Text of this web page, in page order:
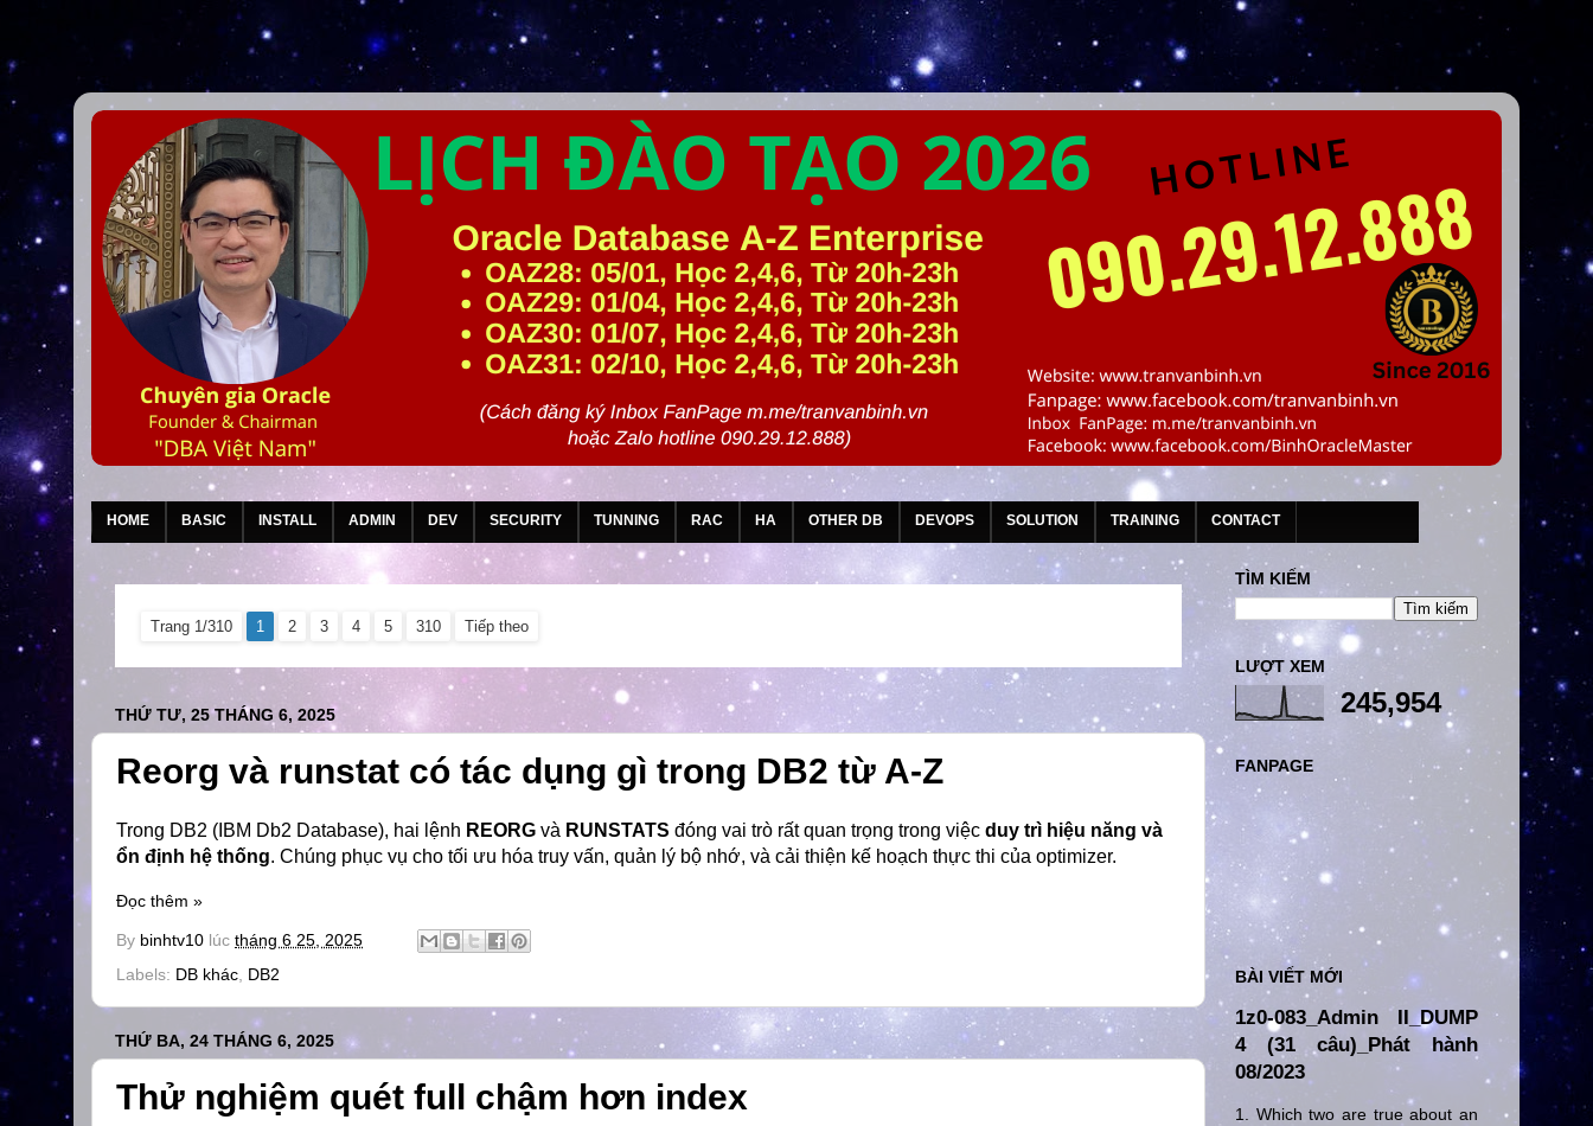
HOME BASIC INSTALL ADMIN DEV SECURITY TUNNING RAC HA OTHER DB DEVOPS SOLUTION TRAINING CONTACT
Trang 1/310 1 2 3 4 5 310 Tiếp theo
THỨ TƯ, 25 THÁNG 6, 2025
Reorg và runstat có tác dụng gì trong DB2 từ A-Z
Trong DB2 (IBM Db2 Database), hai lệnh REORG và RUNSTATS đóng vai trò rất quan trọng trong việc duy trì hiệu năng và
ổn định hệ thống. Chúng phục vụ cho tối ưu hóa truy vấn, quản lý bộ nhớ, và cải thiện kế hoạch thực thi của optimizer.
Đọc thêm »
By binhtv10 lúc tháng 6 25, 2025
Labels: DB khác DB2
THỨ BA, 24 THÁNG 6, 2025
Thử nghiệm quét full chậm hơn index
TÌM KIẾM
LƯỢT XEM
245,954
FANPAGE
BÀI VIẾT MỚI
1z0-083_Admin II_DUMP
4 (31 câu)_Phát hành
08/2023
1. Which two are true about an